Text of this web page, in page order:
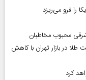
را فرو می‌ریزد
محبوب مخاطبان
۱۱ مرداد ۱۴۰۵ | افت قیمت طلا در بازار تهران با کاهش
کرد